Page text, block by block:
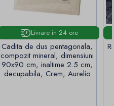
Livrare in 24 ore
Cadita de dus pentagonala,
compozit mineral, dimensiuni
90x90 cm, inaltime 2.5 cm,
decupabila, Crem, Aurelio